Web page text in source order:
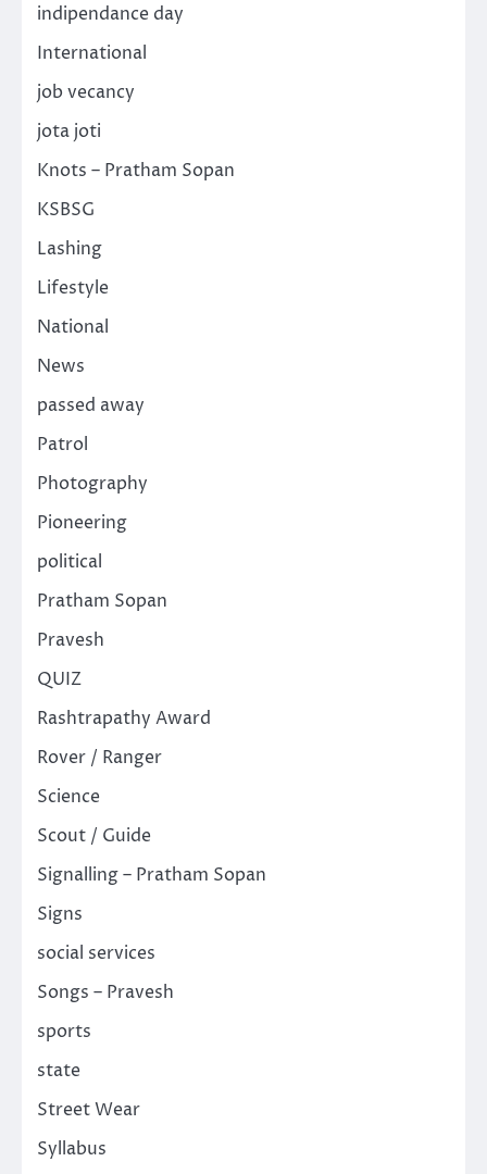
indipendance day
International
job vecancy
jota joti
Knots – Pratham Sopan
KSBSG
Lashing
Lifestyle
National
News
passed away
Patrol
Photography
Pioneering
political
Pratham Sopan
Pravesh
QUIZ
Rashtrapathy Award
Rover / Ranger
Science
Scout / Guide
Signalling – Pratham Sopan
Signs
social services
Songs – Pravesh
sports
state
Street Wear
Syllabus